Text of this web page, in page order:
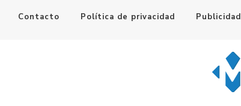
Contacto Política de privacidad Publicidad